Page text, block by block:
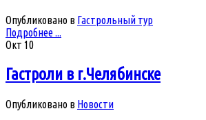
Опубликовано в Гастрольный тур
Подробнее ...
Окт 10
Гастроли в г.Челябинске
Опубликовано в Новости